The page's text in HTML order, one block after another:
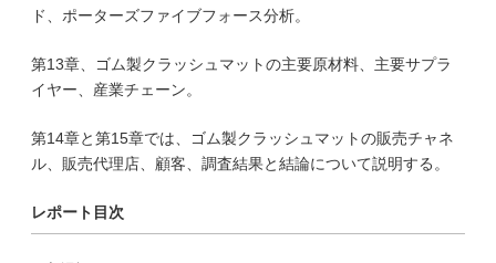
ド、ポーターズファイブフォース分析。
第13章、ゴム製クラッシュマットの主要原材料、主要サプラ
イヤー、産業チェーン。
第14章と第15章では、ゴム製クラッシュマットの販売チャネ
ル、販売代理店、顧客、調査結果と結論について説明する。
レポート目次